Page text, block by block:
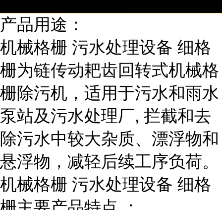
产品用途：
机械格栅 污水处理设备 细格
栅为链传动耙齿回转式机械格
栅除污机，适用于污水和雨水
泵站及污水处理厂, 拦截和去
除污水中较大杂质、漂浮物和
悬浮物，减轻后续工序负荷。
机械格栅 污水处理设备 细格